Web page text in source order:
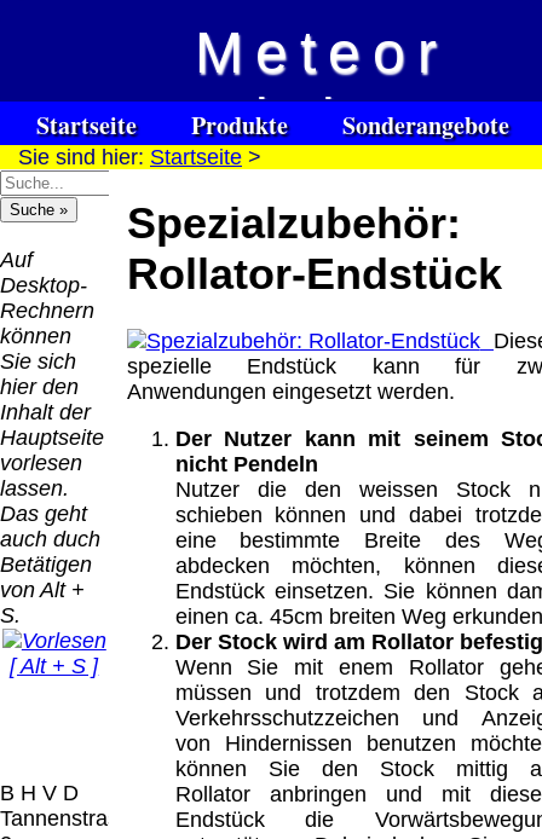
Meteor
Vision
Spezialuhrenspecial
watches
/ deafblind / sourdes et aveugles
Startseite Produkte
Sonderangebote
Kontakt
Impressum
Links
Hilfsmittel
Warenkorb
Sie sind hier: Startseite >
Auf
Desktop-
Rechnern
können
Sie sich
hier den
Inhalt der
Hauptseite
vorlesen
lassen.
Das geht
auch duch
Betätigen
von Alt +
S.
[ Alt + S ]
B H V D
Tannenstrasse
Spezialzubehör:
Rollator-Endstück
spezielle Endstück kann für
Anwendungen eingesetzt werden.
Der Nutzer kann mit seinem
nicht Pendeln
Nutzer die den weissen Stock
schieben können und dabei
eine bestimmte Breite des
abdecken möchten, können
Endstück einsetzen. Sie können
einen ca. 45cm breiten Weg
Der Stock wird am Rollator
Wenn Sie mit enem Rollator
müssen und trotzdem den Stock
Verkehrsschutzzeichen und
von Hindernissen benutzen
können Sie den Stock mittig
Rollator anbringen und mit
Endstück die
QR
Code:
Versandkosten DHL
Standard bis 5kg
Deutschland
8.95 €
Deutschland
Vorkasse: 6.95
€
PayPal: 6.95 €
EU (inkl.
Schweiz)
20.00 €
EU (inkl.
Schweiz)
PayPal: 20.00
Der Versand erfolgt
als versichertes
Paket.
Selbstabholung
vom Büro oder
Ausstellungen:
0.00 €
Software
Download only
Deutschland
0.00 €
Deutschland
PayPal:
0.00 €
Schweiz)
Vorkasse:
0.00 €
Schweiz)
0.00 €
Bei dieser
Versandart
erhalten Sie per
Email z.B. einen
Lizenzschlüssel
und die
Rechnung /
Lieferschein. Sie
erhalten also
keinen
Datenträger.
2026
Wir
[ 7759 ]